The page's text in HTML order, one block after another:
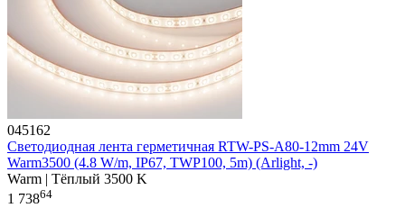
045162
Светодиодная лента герметичная RTW-PS-A80-12mm 24V
Warm3500 (4.8 W/m, IP67, TWP100, 5m) (Arlight, -)
Warm | Тёплый 3500 K
1 73864